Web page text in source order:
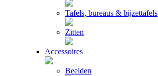
Tafels, bureaus & bijzettafels
Zitten
Accessoires
Beelden